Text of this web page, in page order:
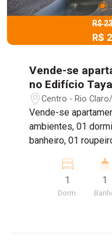
R$
R$
Vende-se
no Edifício
Claro/SP
Centro - Rio
Vende-se
ambientes, 01
banheiro, 01
1
Dorm.
1